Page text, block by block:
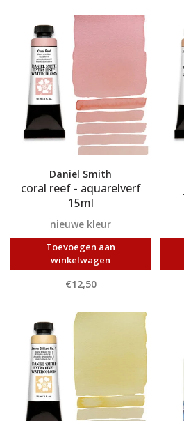
Daniel Smith
coral reef - aquarelverf
15ml
nieuwe kleur
Toevoegen aan
winkelwagen
€12,50